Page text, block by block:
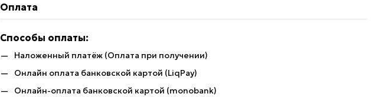
Оплата
Способы оплаты:
Наложенный платёж (Оплата при получении)
Онлайн оплата банковской картой (LiqPay)
Онлайн-оплата банковской картой (monobank)